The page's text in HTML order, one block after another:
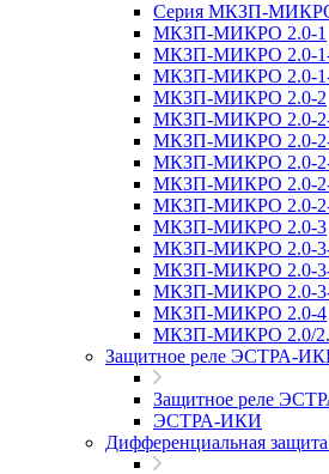
Серия МКЗП-
МКЗП-МИКРО 2.0-1
МКЗП-МИКРО 2.0-
МКЗП-МИКРО 2.0-
МКЗП-МИКРО 2.0-2
МКЗП-МИКРО 2.0-
МКЗП-МИКРО 2.0-
МКЗП-МИКРО 2.0-
МКЗП-МИКРО 2.0-
МКЗП-МИКРО 2.0-
МКЗП-МИКРО 2.0-3
МКЗП-МИКРО 2.0-
МКЗП-МИКРО 2.0-
МКЗП-МИКРО 2.0-
МКЗП-МИКРО 2.0-4
МКЗП-МИКРО 2.0/
Защитное реле ЭСТРА-
Защитное реле
ЭСТРА-ИКИ
Дифференциальная